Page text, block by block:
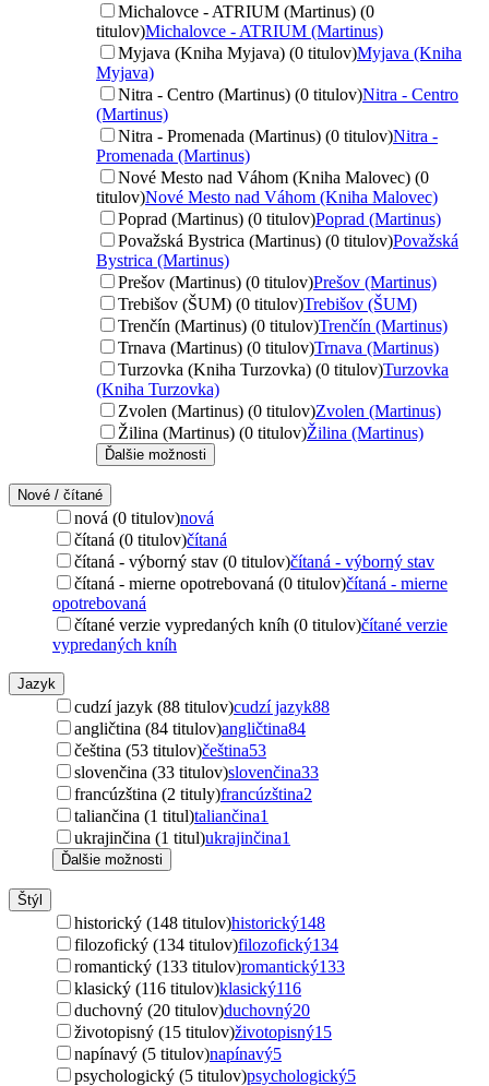
Michalovce - ATRIUM (Martinus) (0
titulov)Michalovce - ATRIUM (Martinus)
Myjava (Kniha Myjava) (0 titulov)Myjava (Kniha
Myjava)
Nitra - Centro (Martinus) (0 titulov)Nitra - Centro
(Martinus)
Nitra - Promenada (Martinus) (0 titulov)Nitra -
Promenada (Martinus)
Nové Mesto nad Váhom (Kniha Malovec) (0
titulov)Nové Mesto nad Váhom (Kniha Malovec)
Poprad (Martinus) (0 titulov)Poprad (Martinus)
Považská Bystrica (Martinus) (0 titulov)Považská
Bystrica (Martinus)
Prešov (Martinus) (0 titulov)Prešov (Martinus)
Trebišov (ŠUM) (0 titulov)Trebišov (ŠUM)
Trenčín (Martinus) (0 titulov)Trenčín (Martinus)
Trnava (Martinus) (0 titulov)Trnava (Martinus)
Turzovka (Kniha Turzovka) (0 titulov)Turzovka
(Kniha Turzovka)
Zvolen (Martinus) (0 titulov)Zvolen (Martinus)
Žilina (Martinus) (0 titulov)Žilina (Martinus)
Ďalšie možnosti
Nové / čítané
nová (0 titulov)nová
čítaná (0 titulov)čítaná
čítaná - výborný stav (0 titulov)čítaná - výborný stav
čítaná - mierne opotrebovaná (0 titulov)čítaná - mierne
opotrebovaná
čítané verzie vypredaných kníh (0 titulov)čítané verzie
vypredaných kníh
Jazyk
cudzí jazyk (88 titulov)cudzí jazyk88
angličtina (84 titulov)angličtina84
čeština (53 titulov)čeština53
slovenčina (33 titulov)slovenčina33
francúzština (2 tituly)francúzština2
taliančina (1 titul)taliančina1
ukrajinčina (1 titul)ukrajinčina1
Ďalšie možnosti
Štýl
historický (148 titulov)historický148
filozofický (134 titulov)filozofický134
romantický (133 titulov)romantický133
klasický (116 titulov)klasický116
duchovný (20 titulov)duchovný20
životopisný (15 titulov)životopisný15
napínavý (5 titulov)napínavý5
psychologický (5 titulov)psychologický5